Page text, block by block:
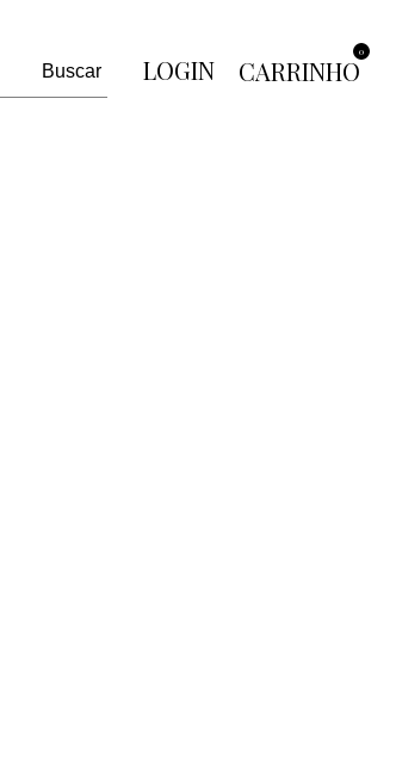
Buscar LOGIN CARRINHO
0